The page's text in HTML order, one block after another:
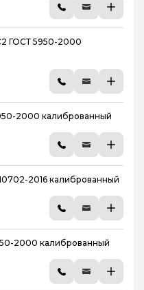
ГОСТ 5950-2000
2000 калиброванный
2016 калиброванный
2000 калиброванный